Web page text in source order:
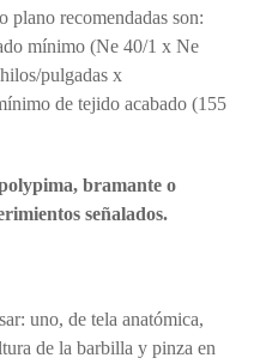
plano recomendadas son:
mínimo (Ne 40/1 x Ne
pulgadas x
de tejido acabado (155
bramante o
señalados.
uno, de tela anatómica,
de la barbilla y pinza en